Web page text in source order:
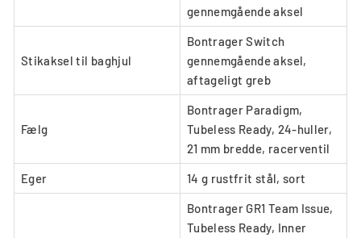
gennemgående aksel
Stikaksel til baghjul
Bontrager Switch
gennemgående aksel,
aftageligt greb
Fælg
Bontrager Paradigm,
Tubeless Ready, 24-huller,
21 mm bredde, racerventil
Eger 14 g rustfrit stål, sort
Bontrager GR1 Team Issue,
Tubeless Ready, Inner